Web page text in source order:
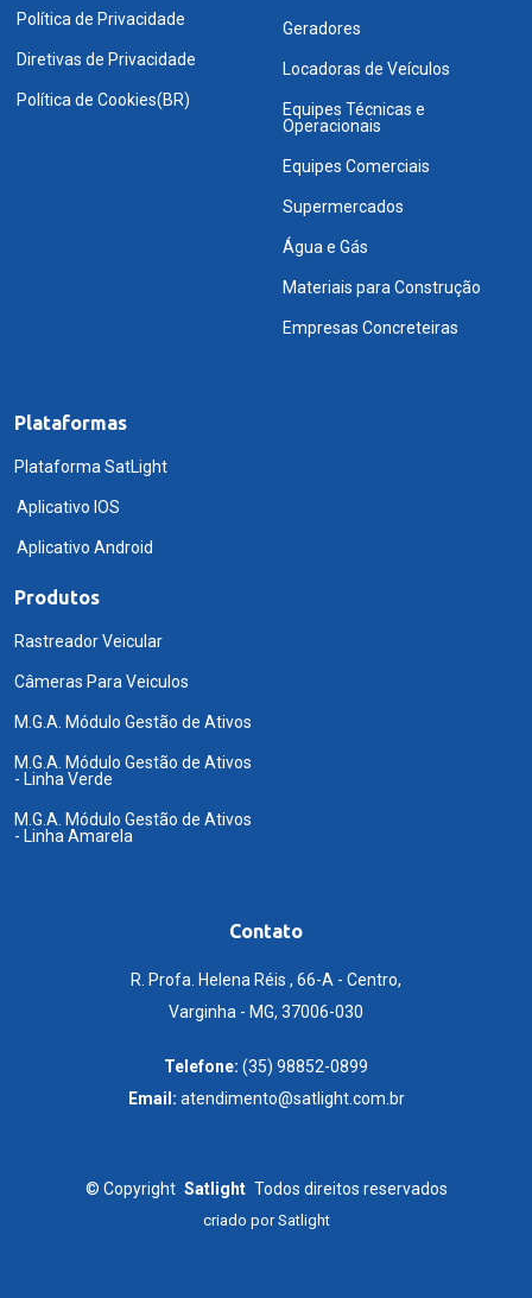
Política de Privacidade
Diretivas de Privacidade
Política de Cookies(BR)
Geradores
Locadoras de Veículos
Equipes Técnicas e
Operacionais
Equipes Comerciais
Supermercados
Água e Gás
Materiais para Construção
Empresas Concreteiras
Plataformas
Plataforma SatLight
Aplicativo IOS
Aplicativo Android
Produtos
Rastreador Veicular
Câmeras Para Veiculos
M.G.A. Módulo Gestão de Ativos
M.G.A. Módulo Gestão de Ativos
- Linha Verde
M.G.A. Módulo Gestão de Ativos
- Linha Amarela
Contato
R. Profa. Helena Réis , 66-A - Centro,
Varginha - MG, 37006-030
Telefone: (35) 98852-0899
Email: atendimento@satlight.com.br
© Copyright Satlight Todos direitos reservados
criado porSatlight